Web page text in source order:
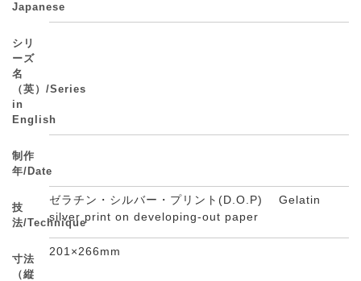
Japanese
シリ
ーズ
名
（英）/Series
in
English
制作
年/Date
技
法/Technique
ゼラチン・シルバー・プリント(D.O.P) Gelatin
silver print on developing-out paper
寸法
（縦
201×266mm